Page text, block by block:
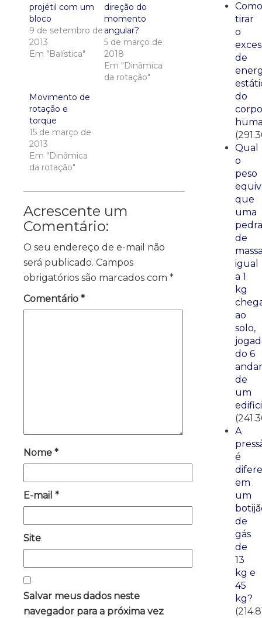
projétil com um
bloco
9 de setembro de
2013
Em "Balística"
direção do
momento
angular?
5 de março de
2018
Em "Dinâmica
da rotação"
Movimento de
rotação e
torque
15 de março de
2013
Em "Dinâmica
da rotação"
Acrescente um
Comentário:
O seu endereço de e-mail não
será publicado. Campos
obrigatórios são marcados com *
Comentário *
Nome *
E-mail *
Site
Salvar meus dados neste
navegador para a próxima vez
Como
tirar
o
de
do
corpo
Qual
o
peso
que
uma
pedra
de
igual
a 1
kg
ao
solo,
do 6
andar
de
um
A
é
em
um
de
gás
de
13
kg e
45
kg?